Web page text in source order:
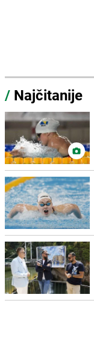
/ Najčitanije